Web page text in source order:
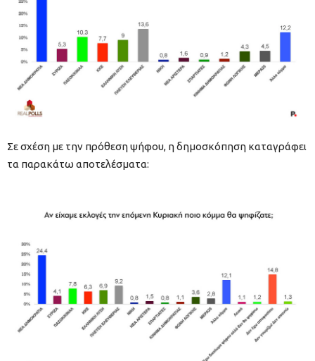
Σε σχέση με την πρόθεση ψήφου, η δημοσκόπηση καταγράφει
τα παρακάτω αποτελέσματα: